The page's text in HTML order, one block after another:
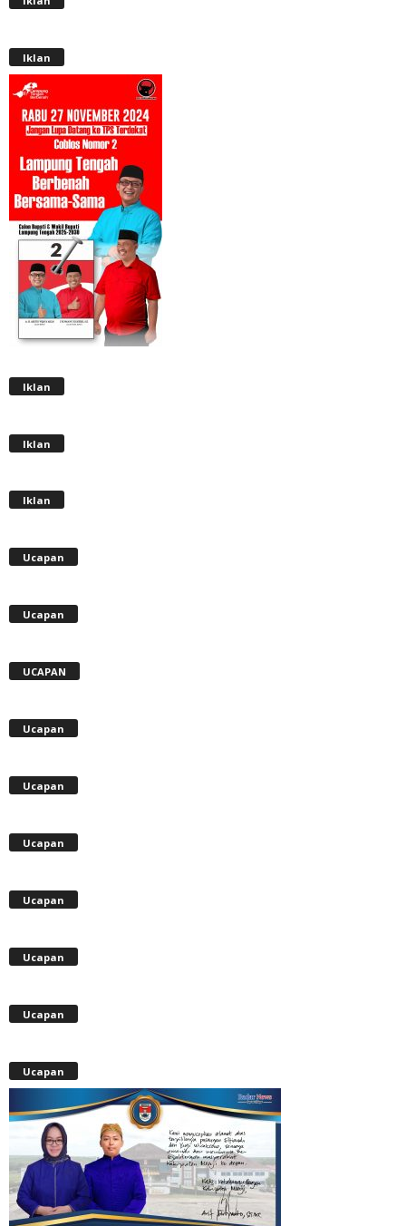
Iklan
Iklan
Iklan
Iklan
Ucapan
Ucapan
UCAPAN
Ucapan
Ucapan
Ucapan
Ucapan
Ucapan
Ucapan
Ucapan